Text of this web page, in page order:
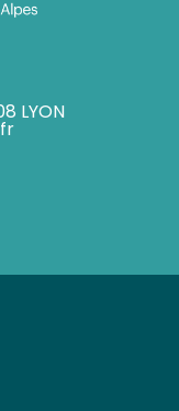
LYON